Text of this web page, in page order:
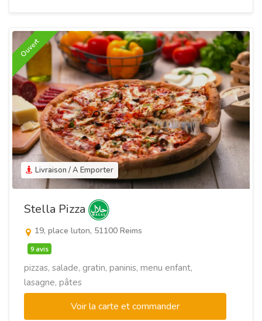
Livraison / A Emporter
Ouvert
Stella Pizza
19, place luton, 51100 Reims
9 avis
pizzas, salade, gratin, paninis, menu enfant,
lasagne, pâtes
Voir la carte et commander